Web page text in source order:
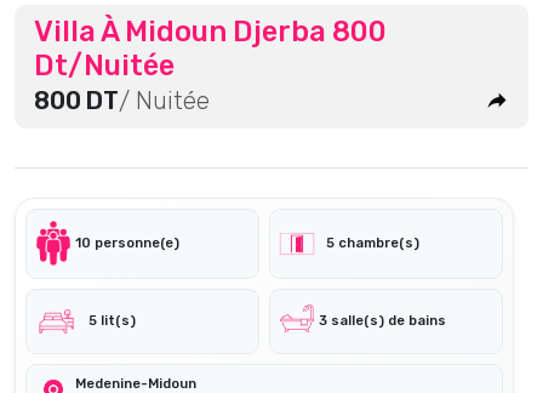
Villa À Midoun Djerba 800
Dt/Nuitée
800 DT/ Nuitée
10 personne(e) 5 chambre(s)
5 lit(s) 3 salle(s) de bains
Medenine-Midoun